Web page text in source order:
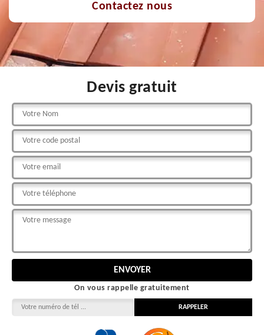
Contactez nous
Devis gratuit
On vous rappelle gratuitement